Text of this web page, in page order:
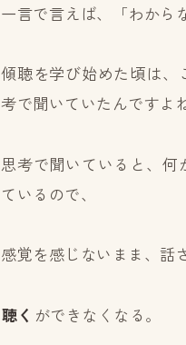
一言で言えば、「わから
傾聴を学び始めた頃は、
考で聞いていたんですよね
思考で聞いていると、何
ているので、
感覚を感じないまま、話
聴く ができなくなる。